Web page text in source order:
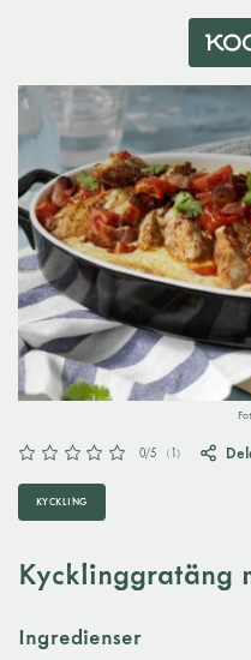
0/5 (1)
KYCKLING
Kycklinggratäng
Ingredienser